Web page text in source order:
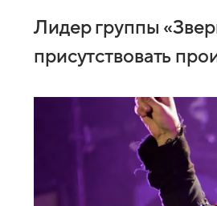
Лидер группы
присутствовать